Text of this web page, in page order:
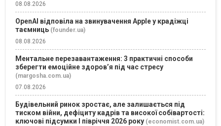
08.08.2026
OpenAI відповіла на звинувачення Apple у крадіжці
таємниць (founder.ua)
08.08.2026
Ментальне перезавантаження: 3 практичні способи
зберегти емоційне здоров’я під час стресу
(margosha.com.ua)
07.08.2026
Будівельний ринок зростає, але залишається під
тиском війни, дефіциту кадрів та високої собівартості:
ключові підсумки І півріччя 2026 року (economist.com.ua)